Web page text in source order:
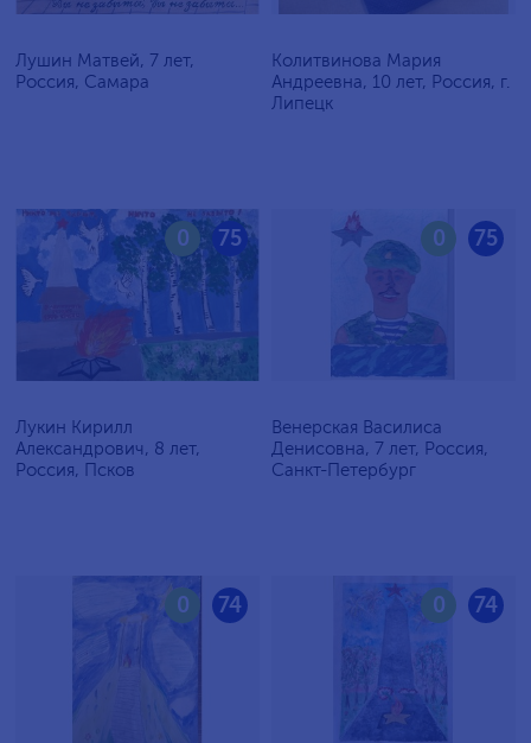
Лушин Матвей, 7 лет,
Россия, Самара
Колитвинова Мария
Андреевна, 10 лет, Россия, г.
Липецк
75
0
Лукин Кирилл
Александрович, 8 лет,
Россия, Псков
75
0
Венерская Василиса
Денисовна, 7 лет, Россия,
Санкт-Петербург
74
0 74
0